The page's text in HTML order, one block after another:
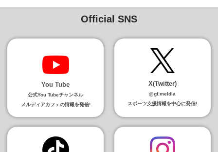
Official SNS
You Tube
公式You Tubeチャンネル
メルディアカフェの情報を発信!
X(Twitter)
@gf.meldia
スポーツ支援情報を中心に発信!